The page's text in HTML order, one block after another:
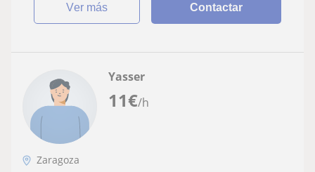
ver más Contactar
11€/h
Yasser
Zaragoza